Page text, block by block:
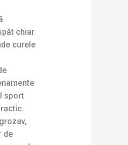
chiar
curele
sport
de